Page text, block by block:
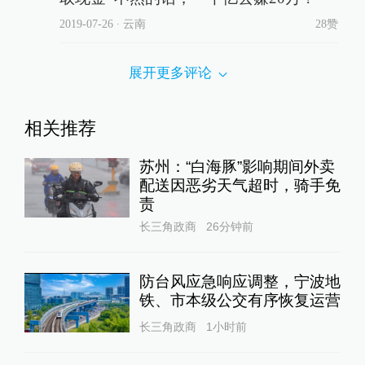
2019-07-26∙ 云南 28赞
展开更多评论
相关推荐
苏州：“白海豚”影响期间外卖
配送因恶劣天气超时，骑手免
责
长三角政商 26分钟前
防台风应急响应调整，宁波地
铁、市本级公交有序恢复运营
长三角政商 1小时前